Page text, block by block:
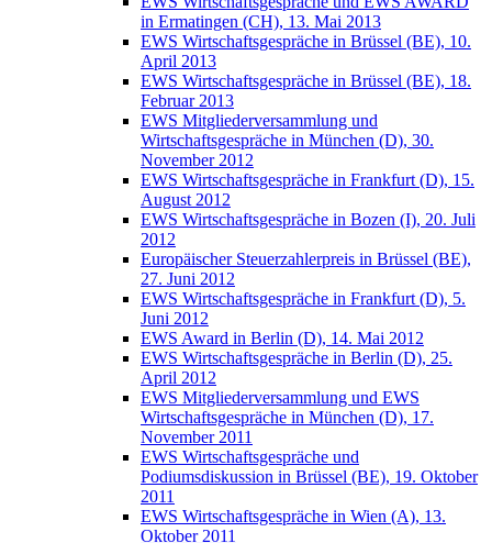
in Ermatingen (CH), 13. Mai 2013
EWS Wirtschaftsgespräche in Brüssel (BE), 10.
April 2013
EWS Wirtschaftsgespräche in Brüssel (BE), 18.
Februar 2013
EWS Mitgliederversammlung und
Wirtschaftsgespräche in München (D), 30.
November 2012
EWS Wirtschaftsgespräche in Frankfurt (D), 15.
August 2012
EWS Wirtschaftsgespräche in Bozen (I), 20. Juli
2012
Europäischer Steuerzahlerpreis in Brüssel (BE),
27. Juni 2012
EWS Wirtschaftsgespräche in Frankfurt (D), 5.
Juni 2012
EWS Award in Berlin (D), 14. Mai 2012
EWS Wirtschaftsgespräche in Berlin (D), 25.
April 2012
EWS Mitgliederversammlung und EWS
Wirtschaftsgespräche in München (D), 17.
November 2011
EWS Wirtschaftsgespräche und
Podiumsdiskussion in Brüssel (BE), 19. Oktober
2011
EWS Wirtschaftsgespräche in Wien (A), 13.
Oktober 2011